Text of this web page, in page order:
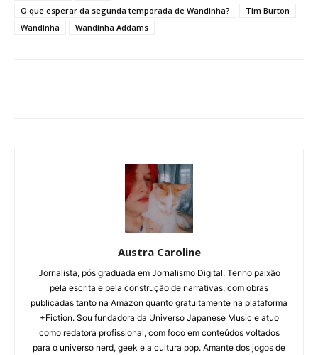
O que esperar da segunda temporada de Wandinha?
Tim Burton
Wandinha
Wandinha Addams
Austra Caroline
Jornalista, pós graduada em Jornalismo Digital. Tenho paixão
pela escrita e pela construção de narrativas, com obras
publicadas tanto na Amazon quanto gratuitamente na plataforma
+Fiction. Sou fundadora da Universo Japanese Music e atuo
como redatora profissional, com foco em conteúdos voltados
para o universo nerd, geek e a cultura pop. Amante dos jogos de